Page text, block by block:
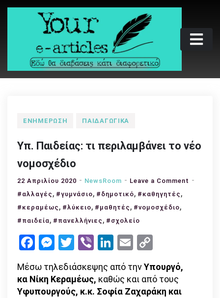
Skip
Your e-articles
Εδώ θα διαβάσεις κάτι διαφορετικό
ΕΝΗΜΈΡΩΣΗ ΠΑΙΔΑΓΩΓΙΚΆ
Υπ. Παιδείας: τι περιλαμβάνει το νέο
νομοσχέδιο
22 Απριλίου 2020 NewsRoom Leave a Comment on
#αλλαγές , #γυμνάσιο, #δημοτικό, #καθηγητές ,
#κεραμέως , #λύκειο, #μαθητές , #νομοσχέδιο,
#παιδεία, #πανελλήνιες , #σχολείο
Facebook
Messenger
Twitter
ViberLinkedIn
Email
Link
Μέσω τηλεδιάσκεψης από τηνΥπουργό,
κα Νίκη Κεραμέως, καθώς και από τους
Υφυπουργούς, κ.κ. Σοφία Ζαχαράκη και